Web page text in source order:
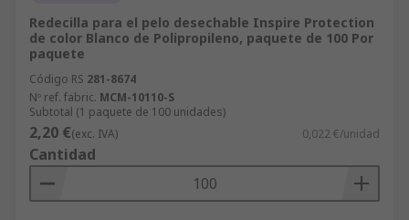
Redecilla para el pelo desechable Inspire Protection
de color Blanco de Polipropileno, paquete de 100 Por
paquete
Código RS 281-8674
Nº ref. fabric. MCM-10110-S
Subtotal (1 paquete de 100 unidades)
2,20 €(exc. IVA) 0,022 €/unidad
Cantidad